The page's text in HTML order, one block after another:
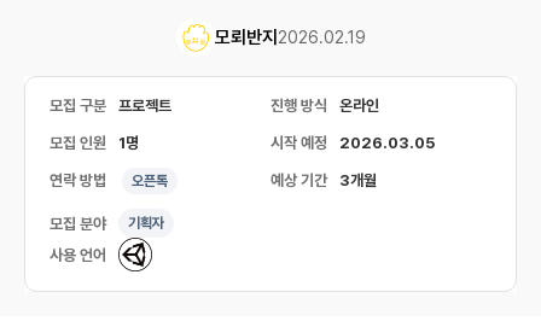
모뢰반지 2026.02.19
모집 구분 프로젝트 진행 방식 온라인
모집 인원 1명 시작 예정 2026.03.05
연락 방법 오픈톡 예상 기간 3개월
모집 분야 기획자
사용 언어